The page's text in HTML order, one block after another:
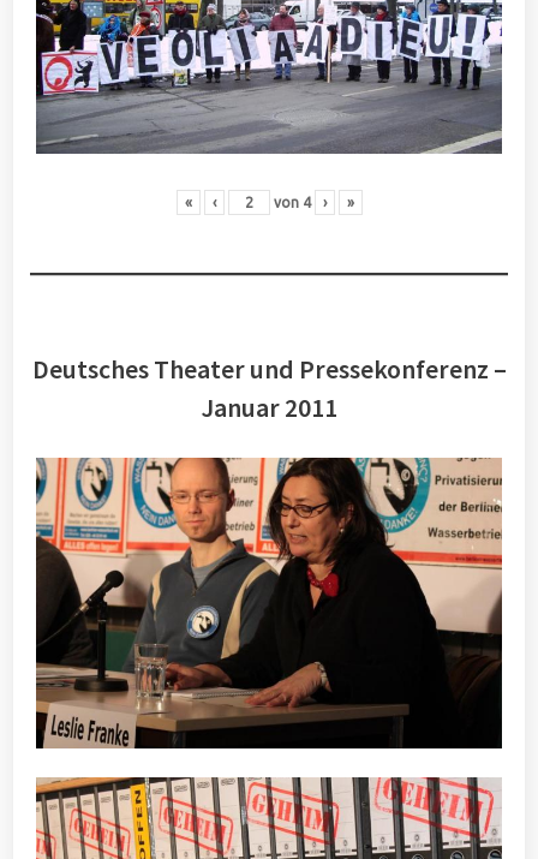
« ‹ von 4 › »
Deutsches Theater und Pressekonferenz –
Januar 2011